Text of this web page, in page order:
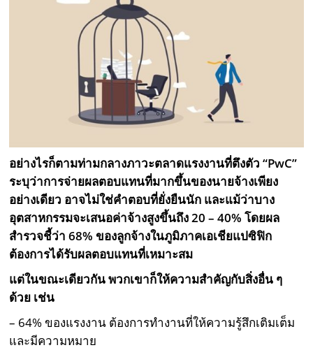
อย่างไรก็ตามท่ามกลางภาวะตลาดแรงงานที่ตึงตัว “PwC”
ระบุว่าการจ่ายผลตอบแทนที่มากขึ้นของนายจ้างเพียง
อย่างเดียว อาจไม่ใช่คำตอบที่ยั่งยืนนัก และแม้ว่าบาง
อุตสาหกรรมจะเสนอค่าจ้างสูงขึ้นถึง 20 – 40% โดยผล
สำรวจชี้ว่า 68% ของลูกจ้างในภูมิภาคเอเชียแปซิฟิก
ต้องการได้รับผลตอบแทนที่เหมาะสม
แต่ในขณะเดียวกัน พวกเขาก็ให้ความสำคัญกับสิ่งอื่น ๆ
ด้วย เช่น
– 64% ของแรงงาน ต้องการทำงานที่ให้ความรู้สึกเติมเต็ม
และมีความหมาย